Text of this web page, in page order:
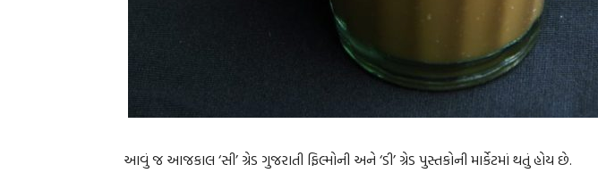
આવું જ આજકાલ ‘સી’ ગ્રેડ ગુજરાતી ફિલ્મોની અને ‘ડી’ ગ્રેડ પુસ્તકોની માર્કેટમાં થતું હોય છે.